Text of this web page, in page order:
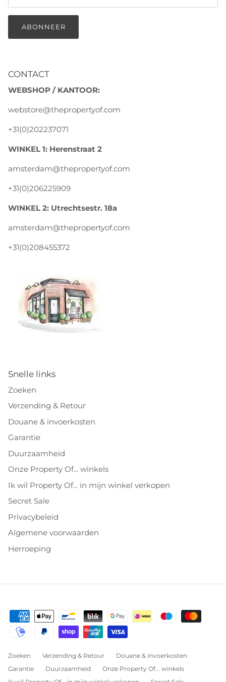
ABONNEER
CONTACT
WEBSHOP / KANTOOR:
webstore@thepropertyof.com
+31(0)202237071
WINKEL 1: Herenstraat 2
amsterdam@thepropertyof.com
+31(0)206225909
WINKEL 2: Utrechtsestr. 18a
amsterdam@thepropertyof.com
+31(0)208455372
Snelle links
Zoeken
Verzending & Retour
Douane & invoerkosten
Garantie
Duurzaamheid
Onze Property Of... winkels
Ik wil Property Of... in mijn winkel verkopen
Secret Sale
Privacybeleid
Algemene voorwaarden
Herroeping
Zoeken Verzending & Retour
Douane & invoerkosten
Garantie
Duurzaamheid
Onze Property Of... winkels